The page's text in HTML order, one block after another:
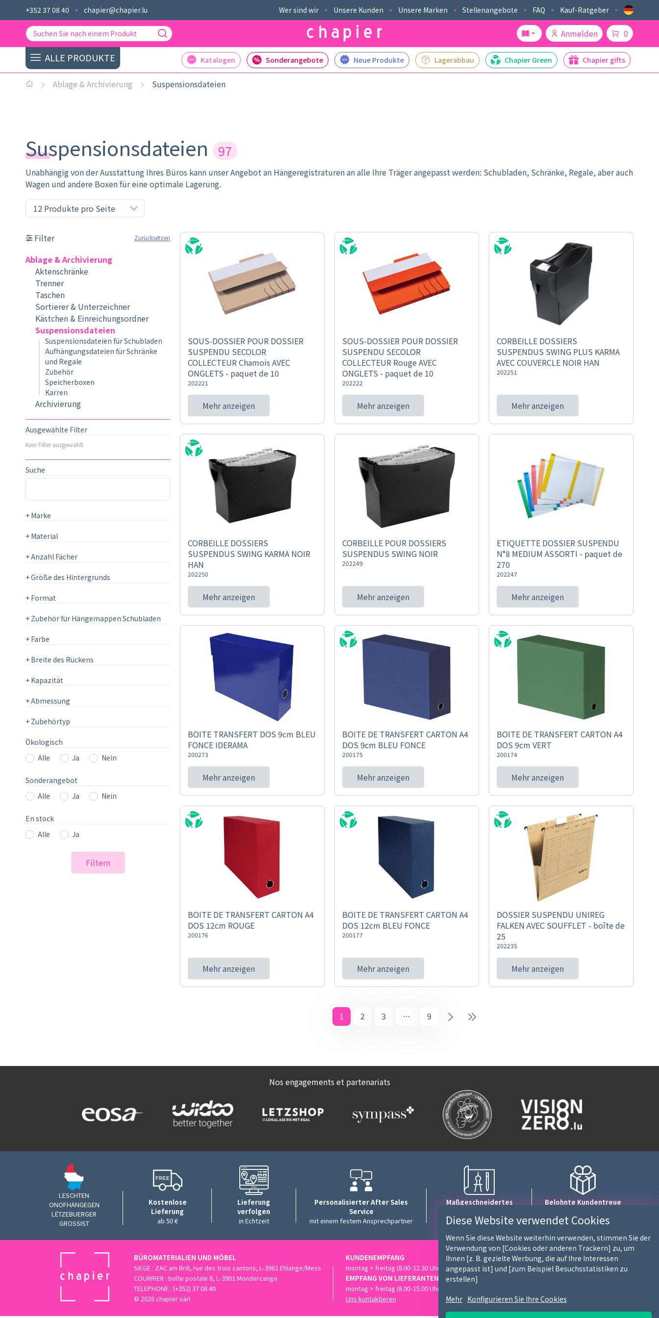
+352 37 08 40 chapier@chapier.lu Wer sind wir Unsere Kunden Unsere Marken Stellenangebote FAQ Kauf-Ratgeber
Anmelden 0
ALLE PRODUKTE Katalogen Sonderangebote Neue Produkte Lagerabbau Chapier Green Chapier gifts
Ablage & Archivierung Suspensionsdateien
Suspensionsdateien 97
Unabhängig von der Ausstattung Ihres Büros kann unser Angebot an Hängeregistraturen an alle Ihre Träger angepasst werden: Schubladen, Schränke, Regale, aber auch
Wagen und andere Boxen für eine optimale Lagerung.
Filter Zurücksetzen
Ablage & Archivierung
Aktenschränke
Trenner
Taschen
Sortierer & Unterzeichner
Kästchen & Einreichungsordner
Suspensionsdateien
Suspensionsdateien für Schubladen
Aufhängungsdateien für Schränke
und Regale
Zubehör
Speicherboxen
Karren
Archivierung
Ausgewählte Filter
Kein Filter ausgewählt
Suche
+ Marke
+ Material
+Anzahl Fächer
+Größe des Hintergrunds
+ Format
+ Zubehör für Hängemappen Schubladen
+ Farbe
+ Breite des Rückens
+ Kapazität
+Abmessung
+ Zubehörtyp
Ökologisch
Alle
Ja Nein
Sonderangebot
Alle
Ja Nein
En stock
Alle
Ja
Filtern
SOUS-DOSSIER POUR DOSSIER
SUSPENDU SECOLOR
COLLECTEUR Chamois AVEC
ONGLETS - paquet de 10
202221
Mehr anzeigen
SOUS-DOSSIER POUR DOSSIER
SUSPENDU SECOLOR
COLLECTEUR Rouge AVEC
ONGLETS - paquet de 10
202222
Mehr anzeigen
CORBEILLE DOSSIERS
SUSPENDUS SWING PLUS KARMA
AVEC COUVERCLE NOIR HAN
202251
Mehr anzeigen
CORBEILLE DOSSIERS
SUSPENDUS SWING KARMA NOIR
HAN
202250
Mehr anzeigen
CORBEILLE POUR DOSSIERS
SUSPENDUS SWING NOIR
202249
Mehr anzeigen
ETIQUETTE DOSSIER SUSPENDU
N°8 MEDIUM ASSORTI - paquet de
270
202247
Mehr anzeigen
BOITE TRANSFERT DOS 9cm BLEU
FONCE IDERAMA
200273
Mehr anzeigen
BOITE DE TRANSFERT CARTON A4
DOS 9cm BLEU FONCE
200175
Mehr anzeigen
BOITE DE TRANSFERT CARTON A4
DOS 9cm VERT
200174
Mehr anzeigen
BOITE DE TRANSFERT CARTON A4
DOS 12cm ROUGE
200176
Mehr anzeigen
BOITE DE TRANSFERT CARTON A4
DOS 12cm BLEU FONCE
200177
Mehr anzeigen
DOSSIER SUSPENDU UNIREG
FALKEN AVEC SOUFFLET - boîte de
25
202235
Mehr anzeigen
1 2 3 … 9
Nos engagements et partenariats
LESCHTEN
ONOFHÄNGEGEN
LËTZEBUERGER
GROSSIST
Kostenlose
Lieferung
ab 50 €
Lieferung
verfolgen
in Echtzeit
Personalisierter After Sales
Service
mit einem festem Ansprechpartner
Maßgeschneidertes
mit einem Expertenteam
Belohnte Kundentreue
Einkaufswert
BÜROMATERIALIEN UND MÖBEL
SIEGE : ZAC am Brill, rue des trois cantons, L-3961 Ehlange/Mess
COURRIER : boîte postale 8, L-3901 Mondercange
TELEPHONE : (+352) 37 08 40
© 2026 chapier sàrl
KUNDENEMPFANG
montag > freitag (8.00-12.30 Uhr und 13.30-18.00 Uhr)
EMPFANG VON LIEFERANTENLIEFERUNGEN
montag > freitag (8.00-15.00 Uhr)
Uns kontaktieren
Diese Website verwendet Cookies
Wenn Sie diese Website weiterhin verwenden, stimmen Sie der
Verwendung von [Cookies oder anderen Trackern] zu, um
Ihnen [z. B. gezielte Werbung, die auf Ihre Interessen
angepasst ist] und [zum Beispiel Besuchsstatistiken zu
erstellen]
Mehr Konfigurieren Sie Ihre Cookies